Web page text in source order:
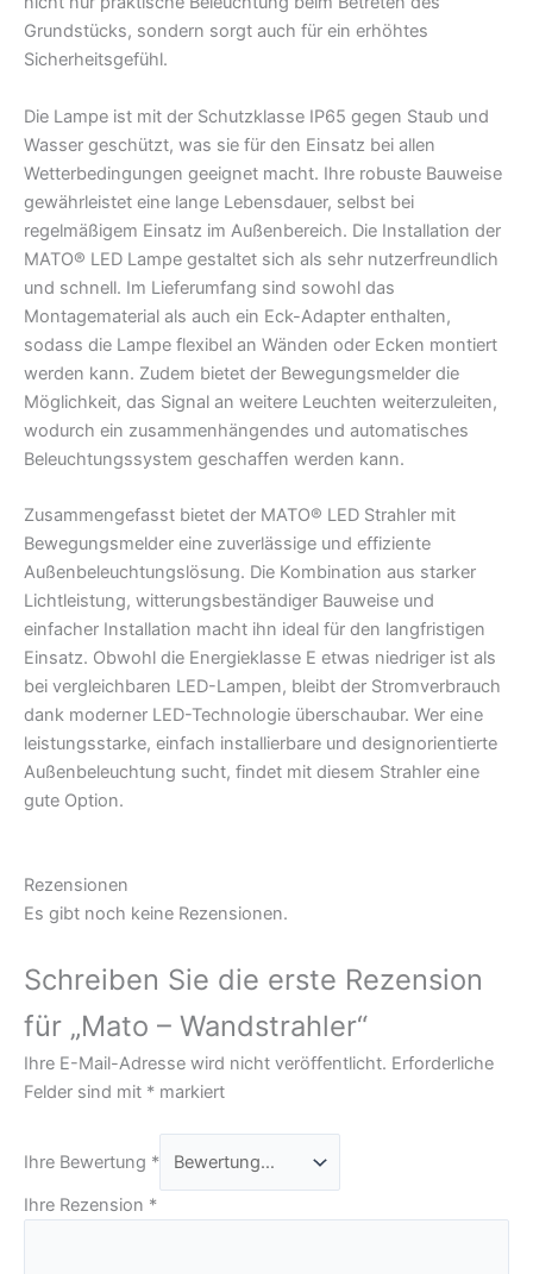
Grundstücks, sondern sorgt auch für ein erhöhtes
Sicherheitsgefühl.
Die Lampe ist mit der Schutzklasse IP65 gegen Staub und
Wasser geschützt, was sie für den Einsatz bei allen
Wetterbedingungen geeignet macht. Ihre robuste Bauweise
gewährleistet eine lange Lebensdauer, selbst bei
regelmäßigem Einsatz im Außenbereich. Die Installation der
MATO® LED Lampe gestaltet sich als sehr nutzerfreundlich
und schnell. Im Lieferumfang sind sowohl das
Montagematerial als auch ein Eck-Adapter enthalten,
sodass die Lampe flexibel an Wänden oder Ecken montiert
werden kann. Zudem bietet der Bewegungsmelder die
Möglichkeit, das Signal an weitere Leuchten weiterzuleiten,
wodurch ein zusammenhängendes und automatisches
Beleuchtungssystem geschaffen werden kann.
Zusammengefasst bietet der MATO® LED Strahler mit
Bewegungsmelder eine zuverlässige und effiziente
Außenbeleuchtungslösung. Die Kombination aus starker
Lichtleistung, witterungsbeständiger Bauweise und
einfacher Installation macht ihn ideal für den langfristigen
Einsatz. Obwohl die Energieklasse E etwas niedriger ist als
bei vergleichbaren LED-Lampen, bleibt der Stromverbrauch
dank moderner LED-Technologie überschaubar. Wer eine
leistungsstarke, einfach installierbare und designorientierte
Außenbeleuchtung sucht, findet mit diesem Strahler eine
gute Option.
Rezensionen
Es gibt noch keine Rezensionen.
Schreiben Sie die erste Rezension
für „Mato – Wandstrahler“
Ihre E-Mail-Adresse wird nicht veröffentlicht. Erforderliche
Felder sind mit * markiert
Ihre Bewertung *
Ihre Rezension *